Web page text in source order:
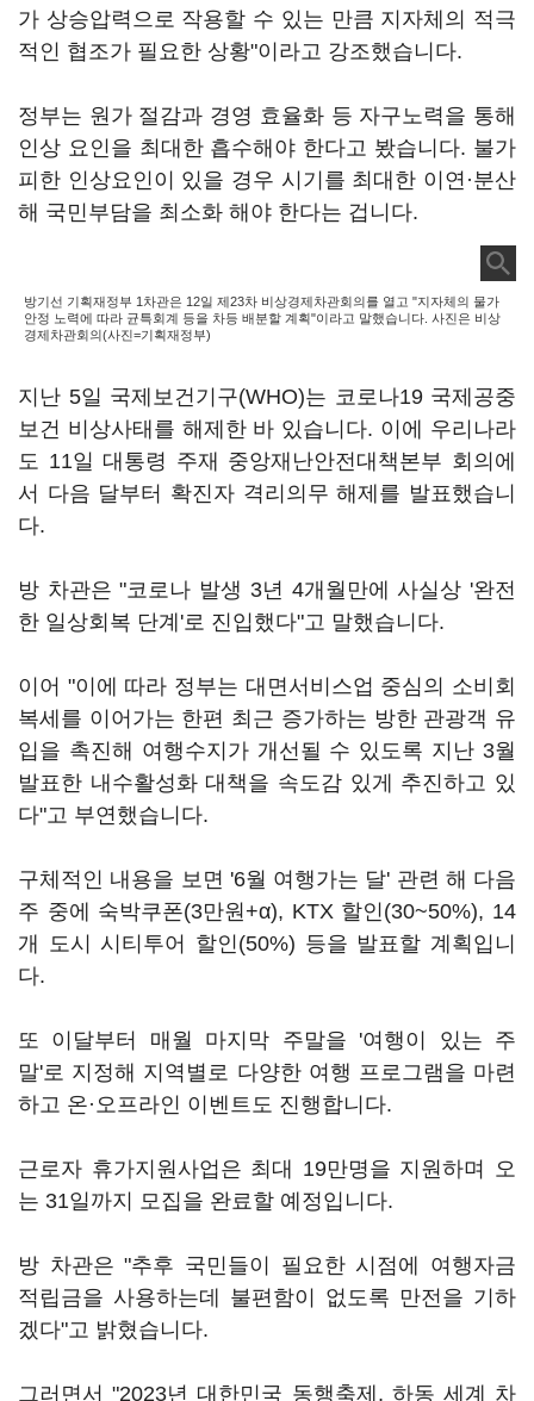
가 상승압력으로 작용할 수 있는 만큼 지자체의 적극
적인 협조가 필요한 상황"이라고 강조했습니다.
정부는 원가 절감과 경영 효율화 등 자구노력을 통해
인상 요인을 최대한 흡수해야 한다고 봤습니다. 불가
피한 인상요인이 있을 경우 시기를 최대한 이연·분산
해 국민부담을 최소화 해야 한다는 겁니다.
방기선 기획재정부 1차관은 12일 제23차 비상경제차관회의를 열고 "지자체의 물가
안정 노력에 따라 균특회계 등을 차등 배분할 계획"이라고 말했습니다. 사진은 비상
경제차관회의(사진=기획재정부)
지난 5일 국제보건기구(WHO)는 코로나19 국제공중
보건 비상사태를 해제한 바 있습니다. 이에 우리나라
도 11일 대통령 주재 중앙재난안전대책본부 회의에
서 다음 달부터 확진자 격리의무 해제를 발표했습니
다.
방 차관은 "코로나 발생 3년 4개월만에 사실상 '완전
한 일상회복 단계'로 진입했다"고 말했습니다.
이어 "이에 따라 정부는 대면서비스업 중심의 소비회
복세를 이어가는 한편 최근 증가하는 방한 관광객 유
입을 촉진해 여행수지가 개선될 수 있도록 지난 3월
발표한 내수활성화 대책을 속도감 있게 추진하고 있
다"고 부연했습니다.
구체적인 내용을 보면 '6월 여행가는 달' 관련 해 다음
주 중에 숙박쿠폰(3만원+α), KTX 할인(30~50%), 14
개 도시 시티투어 할인(50%) 등을 발표할 계획입니
다.
또 이달부터 매월 마지막 주말을 '여행이 있는 주
말'로 지정해 지역별로 다양한 여행 프로그램을 마련
하고 온·오프라인 이벤트도 진행합니다.
근로자 휴가지원사업은 최대 19만명을 지원하며 오
는 31일까지 모집을 완료할 예정입니다.
방 차관은 "추후 국민들이 필요한 시점에 여행자금
적립금을 사용하는데 불편함이 없도록 만전을 기하
겠다"고 밝혔습니다.
그러면서 "2023년 대한민국 동행축제, 하동 세계 차